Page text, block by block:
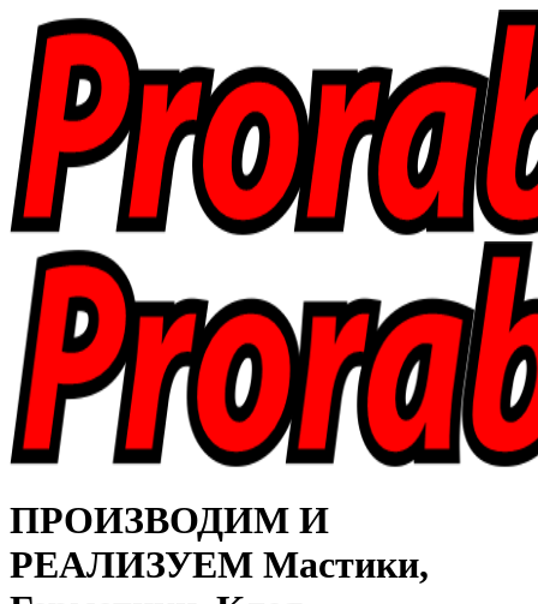
ПРОИЗВОДИМ И
РЕАЛИЗУЕМ Мастики,